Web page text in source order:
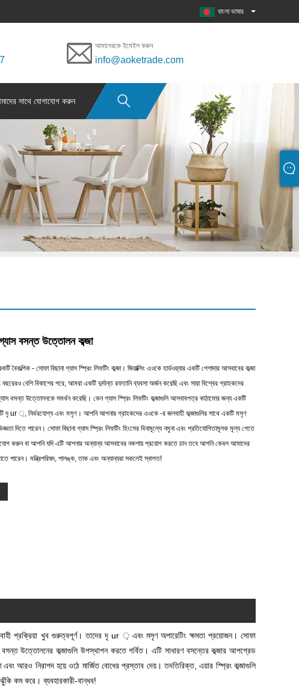
বাংলা ভাষার
আমাদেরকে ইমেইল করুন
info@aoketrade.com
সাথে যোগাযোগ করুন
গ্যাস বসন্ত উত্তোলন কব্জা
বৈকল্পিক - সোফা বিছানা গ্যাস স্প্রিং লিফটিং কব্জা। জিয়াক্সিং এওকে হার্ডওয়্যার একটি পেশাদার আসবাবের কব্জা
বেশি বিকাশের পরে, আমরা একটি দুর্দান্ত রফতানি ব্যবসা অর্জন করেছি এবং সারা বিশ্বের গ্রাহকদের
বসন্ত উত্তোলনকে সমর্থন করেছি। কেন গ্যাস স্প্রিং লিফটিং কব্জাগুলি আসবাবপত্র কাঠামোর জন্য একটি
দৃ ur ়, নির্ভরযোগ্য এবং মসৃণ। আপনি আপনার গ্রাহকদের এওকে -র জলবাহী কব্জাগুলির সাথে একটি মসৃণ
দিতে পারেন। সোফা বিছানা গ্যাস স্প্রিং লিফটিং হিংসের বিনামূল্যে নমুনা এবং প্রতিযোগিতামূলক মূল্য পেতে
করুন বা আপনি যদি এটি আপনার অন্যান্য আসবাবের নকশায় প্রয়োগ করতে চান তবে আপনি কেবল আমাদের
পারেন। মন্ত্রিপরিষদ, পালঙ্ক, তাক এবং অন্যান্যরা সকলেই স্বাগত!
প্রক্রিয়া খুব গুরুত্বপূর্ণ। তাদের দৃ ur ় এবং মসৃণ অপারেটিং ক্ষমতা প্রয়োজন। সোফা
উত্তোলনের কব্জাগুলি উপস্থাপন করতে গর্বিত। এটি সাধারণ বসন্তের কব্জার আপগ্রেড
আরও নিরাপদ হয়ে ওঠে মার্জিত বোধের প্রস্তাব দেয়। তদতিরিক্ত, এয়ার স্প্রিং কব্জাগুলি
কম করে। ব্যবহারকারী-বান্ধব!